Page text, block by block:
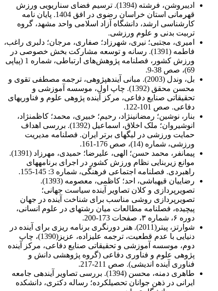
ادیب­روشن، فرشته (1394). ترسیم فضای سناریویی ورزش
قهرمانی استان خراسان رضوی در افق 1404. پایان نامه
کارشناسی ارشد، دانشگاه آزاد اسلامی واحد مشهد، گروه
تربیت بدنی و علوم ورزشی.
امیری، مجتبی؛ نیری، شهرزاد؛ صفاری، مرجان؛ دلبری راغب،
فاطمه (1391). رسانه و توسعه مشارکت بخش خصوصی در
ورزش کشور، فصلنامه پژوهش‌های ارتباطی، شماره 1 (پیاپی
69)، صص 38-9.
بل، وندل (2003). مبانی آینده­پژوهی، ترجمه مصطفی تقوی و
محسن محقق (1392). چاپ اول، موسسه آموزشی و
تحقیقاتی صنایع دفاعی، مرکز آینده پژوهی علوم و فناوری­های
دفاعی. صص 101-122.
بنار، نوشین؛ رمضانی­نژاد، رحیم؛ خبیری، محمد؛ کاظم­نژاد،
انوشیروان؛ ملک اخلاق، اسماعیل (1392). بررسی اهداف
حمایت ورزشی در لیگ­های برتر ایران. فصلنامه مدیریت
ورزشی، شماره (14)، صص 176-161.
پیمان­فر، محمد حسن؛ الهی، علیرضا؛ حمیدی، مهرزاد (1391).
موانع زیربنایی نظام ورزش کشور در اجرای برنامه­های
راهبردی. فصلنامه اجتماعی فرهنگی، شماره 3: 145-155.
رضاییان قیه­باشی، احد؛ کاظمی، معصومه (1393).
تصویرپردازی و کلان تصاویر آینده سیاست جهانی؛
تصویرپردازی روشی مناسب برای شناخت آینده در جهان
پیچیده، فصلنامه مطالعات میان رشته­ای در علوم انسانی،
دوره ۶، شماره ۳، صفحات 173-200.
شوارتز، پیتر(2011). هنر دورنگری برنامه ریزی برای آینده در
دنیایی با عدم قطعیت، ترجمه علیزاده، عزیز(1390)، چاپ
دوم، موسسه آموزشی و تحقیقاتی صنایع دفاعی، مرکز آینده
پژوهی علوم و فناوری دفاعی (گروه پژوهشی دانش و
فناوری آینده اندیشی). صص 211-217.
طاهری دمنه، محسن (1394). بررسی تصاویر آینده­ی جامعه
ایرانی در ذهن جوانان تحصیل­کرده؛ رساله دکتری، دانشکده